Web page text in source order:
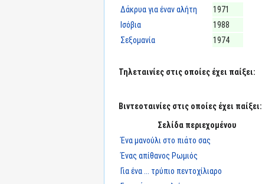
Δάκρυα για έναν αλήτη
1971
Ισόβια
1988
Σεξομανία
1974
Τηλεταινίες στις οποίες έχει παίξει:
Βιντεοταινίες στις οποίες έχει παίξει:
Σελίδα περιεχομένου
Ένα μανούλι στο πιάτο σας
Ένας απίθανος Ρωμιός
Για ένα ... τρύπιο πεντοχίλιαρο